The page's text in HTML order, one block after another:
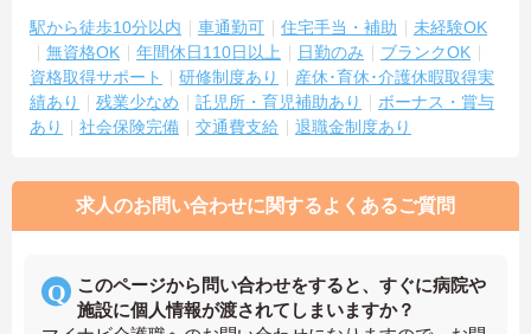
駅から徒歩10分以内 車通勤可 住宅手当・補助
未経験OK
無資格OK
年間休日110日以上 日勤のみ
ブランクOK
資格取得サポート
研修制度あり
産休･育休･介護休暇取得実
績あり
残業少なめ 託児所・育児補助あり
ボーナス・賞与
あり
社会保険完備 交通費支給 退職金制度あり
求人のお問い合わせに関するよくあるご質問
このページから問い合わせをすると、すぐに病院や
施設に個人情報が渡されてしまいますか？